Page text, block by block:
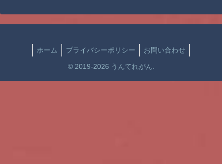
ホーム プライバシーポリシー お問い合わせ
© 2019-2026 うんてれがん.